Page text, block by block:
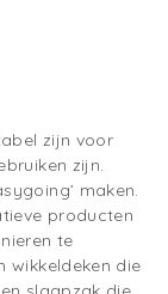
zijn voor
zijn.
maken.
producten
te
wikkeldeken die